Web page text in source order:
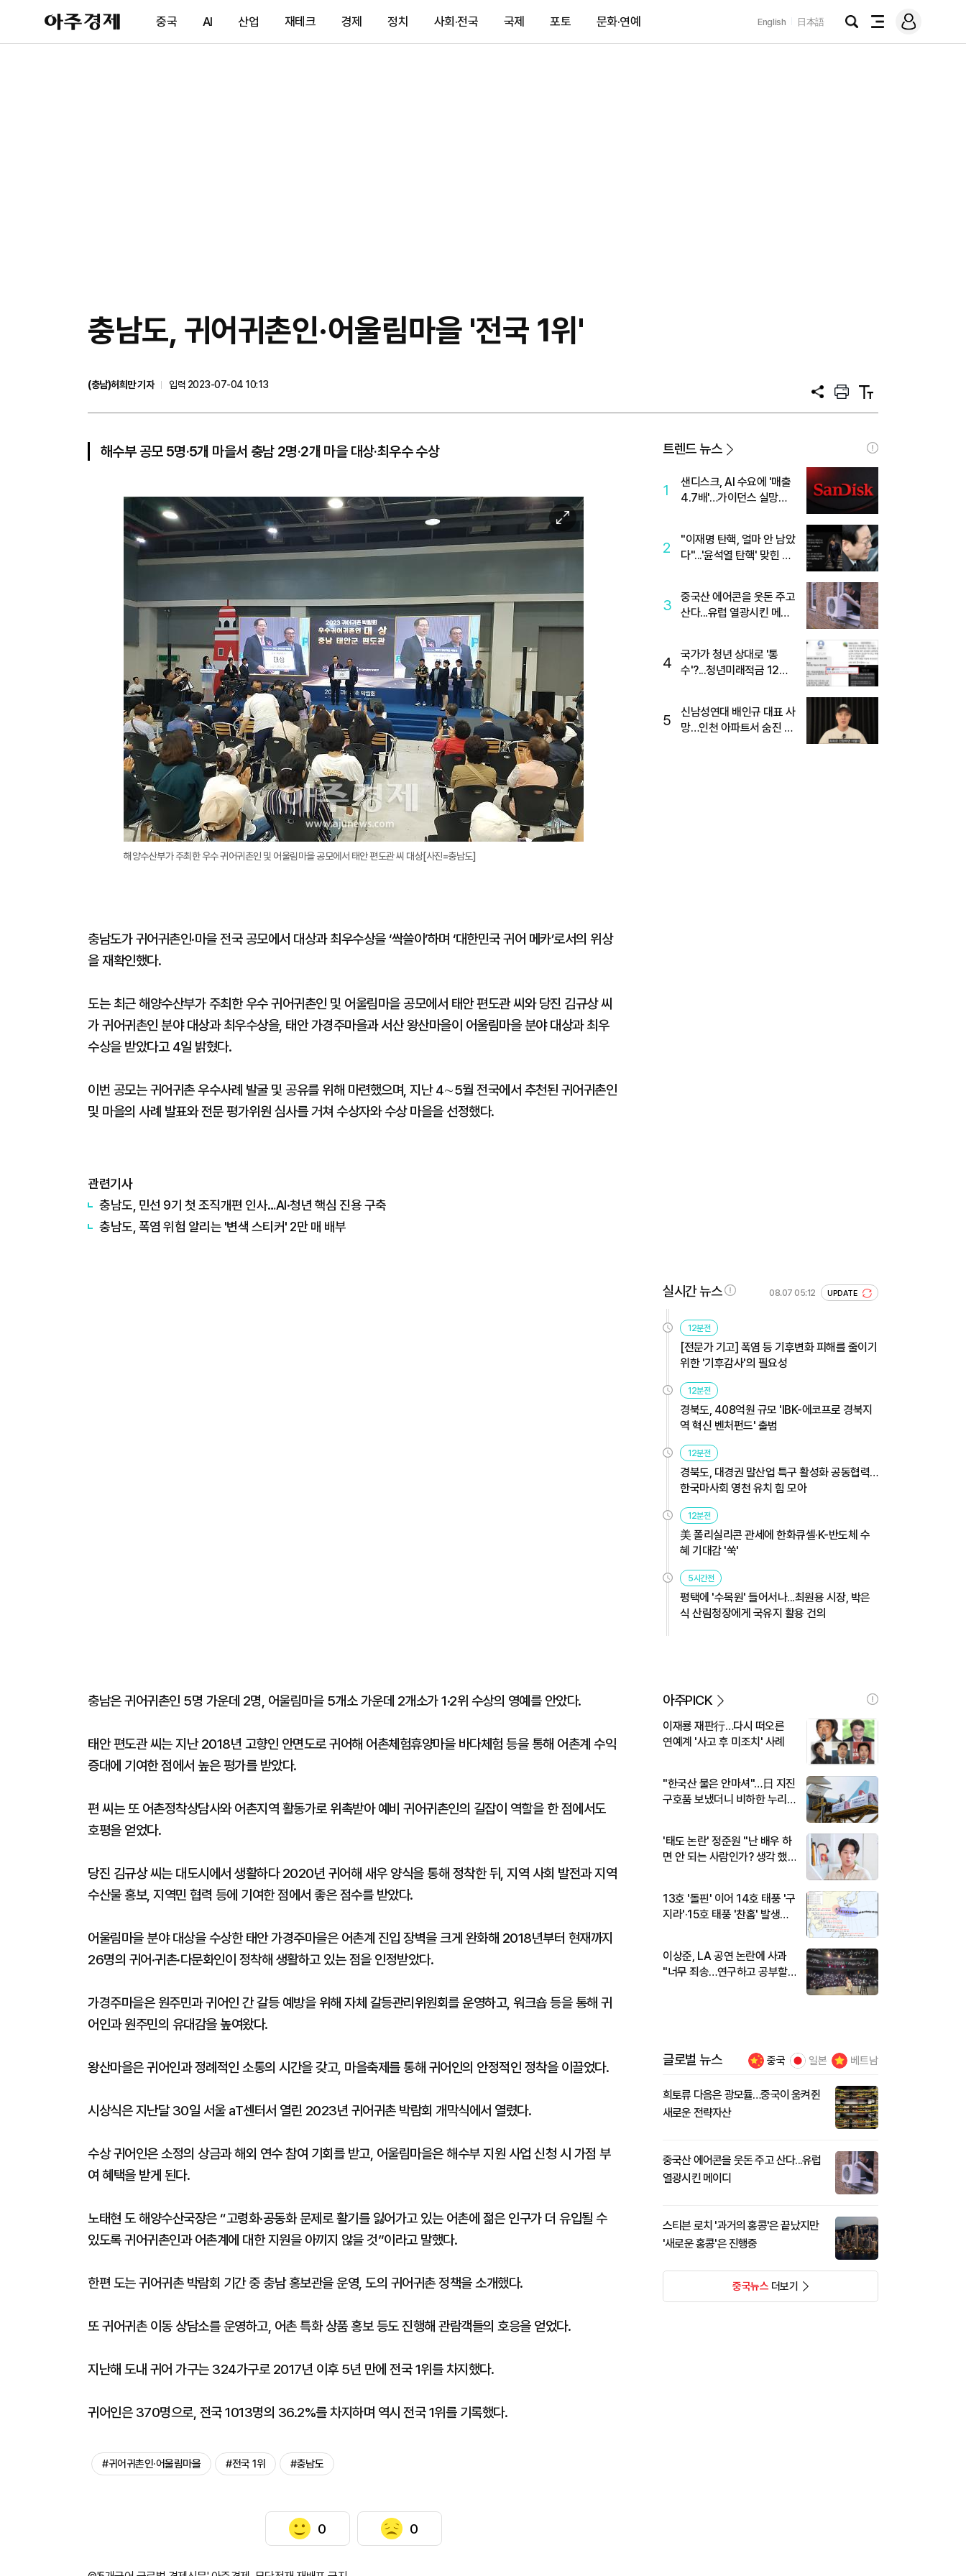
아
주
제
중국 AI 산업 재테크 경제 정치 사회·전국 국제 포토 문화·연예 English 日本語
검
전
메
그
충남도, 귀어귀촌인·어울림마을 '전국 1위'
(충남)허희만 기자
입력 2023-07-04 10:13
공
프
트
텍
트
해수부 공모 5명·5개 마을서 충남 2명·2개 마을 대상·최우수 수상
이
미
대
해양수산부가 주최한 우수 귀어귀촌인 및 어울림마을 공모에서 태안 편도관 씨 대상[사진=충남도]
충남도가 귀어귀촌인·마을 전국 공모에서 대상과 최우수상을 ‘싹쓸이’하며 ‘대한민국 귀어 메카’로서의 위상
을 재확인했다.
도는 최근 해양수산부가 주최한 우수 귀어귀촌인 및 어울림마을 공모에서 태안 편도관 씨와 당진 김규상 씨
가 귀어귀촌인 분야 대상과 최우수상을, 태안 가경주마을과 서산 왕산마을이 어울림마을 분야 대상과 최우
수상을 받았다고 4일 밝혔다.
이번 공모는 귀어귀촌 우수사례 발굴 및 공유를 위해 마련했으며, 지난 4∼5월 전국에서 추천된 귀어귀촌인
및 마을의 사례 발표와 전문 평가위원 심사를 거쳐 수상자와 수상 마을을 선정했다.
관련기사
충남도, 민선 9기 첫 조직개편 인사…AI·청년 핵심 진용 구축
충남도, 폭염 위험 알리는 '변색 스티커' 2만 매 배부
충남은 귀어귀촌인 5명 가운데 2명, 어울림마을 5개소 가운데 2개소가 1·2위 수상의 영예를 안았다.
태안 편도관 씨는 지난 2018년 고향인 안면도로 귀어해 어촌체험휴양마을 바다체험 등을 통해 어촌계 수익
증대에 기여한 점에서 높은 평가를 받았다.
편 씨는 또 어촌정착상담사와 어촌지역 활동가로 위촉받아 예비 귀어귀촌인의 길잡이 역할을 한 점에서도
호평을 얻었다.
당진 김규상 씨는 대도시에서 생활하다 2020년 귀어해 새우 양식을 통해 정착한 뒤, 지역 사회 발전과 지역
수산물 홍보, 지역민 협력 등에 기여한 점에서 좋은 점수를 받았다.
어울림마을 분야 대상을 수상한 태안 가경주마을은 어촌계 진입 장벽을 크게 완화해 2018년부터 현재까지
26명의 귀어·귀촌·다문화인이 정착해 생활하고 있는 점을 인정받았다.
가경주마을은 원주민과 귀어인 간 갈등 예방을 위해 자체 갈등관리위원회를 운영하고, 워크숍 등을 통해 귀
어인과 원주민의 유대감을 높여왔다.
왕산마을은 귀어인과 정례적인 소통의 시간을 갖고, 마을축제를 통해 귀어인의 안정적인 정착을 이끌었다.
시상식은 지난달 30일 서울 aT센터서 열린 2023년 귀어귀촌 박람회 개막식에서 열렸다.
수상 귀어인은 소정의 상금과 해외 연수 참여 기회를 받고, 어울림마을은 해수부 지원 사업 신청 시 가점 부
여 혜택을 받게 된다.
노태현 도 해양수산국장은 “고령화·공동화 문제로 활기를 잃어가고 있는 어촌에 젊은 인구가 더 유입될 수
있도록 귀어귀촌인과 어촌계에 대한 지원을 아끼지 않을 것”이라고 말했다.
한편 도는 귀어귀촌 박람회 기간 중 충남 홍보관을 운영, 도의 귀어귀촌 정책을 소개했다.
또 귀어귀촌 이동 상담소를 운영하고, 어촌 특화 상품 홍보 등도 진행해 관람객들의 호응을 얻었다.
지난해 도내 귀어 가구는 324가구로 2017년 이후 5년 만에 전국 1위를 차지했다.
귀어인은 370명으로, 전국 1013명의 36.2%를 차지하며 역시 전국 1위를 기록했다.
#귀어귀촌인·어울림마을 #전국 1위 #충남도
0 0
트렌드 뉴스
1
샌디스크, AI 수요에 '매출
4.7배'…가이던스 실망에
2
"이재명 탄핵, 얼마 안 남았
다"...'윤석열 탄핵' 맞힌 무
3
중국산 에어콘을 웃돈 주고
산다...유럽 열광시킨 메이
4
국가가 청년 상대로 '통
수'?...청년미래적금 12%
5
신남성연대 배인규 대표 사
망…인천 아파트서 숨진 채
실시간 뉴스 08.07 05:12 UPDATE
12분전
[전문가 기고] 폭염 등 기후변화 피해를 줄이기
위한 '기후감사'의 필요성
12분전
경북도, 408억원 규모 'IBK-에코프로 경북지
역 혁신 벤처펀드' 출범
12분전
경북도, 대경권 말산업 특구 활성화 공동협력…
한국마사회 영천 유치 힘 모아
12분전
美 폴리실리콘 관세에 한화큐셀·K-반도체 수
혜 기대감 '쑥'
5시간전
평택에 '수목원' 들어서나...최원용 시장, 박은
식 산림청장에게 국유지 활용 건의
아주PICK
이재룡 재판行…다시 떠오른
연예계 '사고 후 미조치' 사례
"한국산 물은 안마셔"…日 지진
구호품 보냈더니 비하한 누리
'태도 논란' 정준원 "난 배우 하
면 안 되는 사람인가? 생각 했
13호 '돌핀' 이어 14호 태풍 '구
지라'·15호 태풍 '찬홈' 발생…
이상준, LA 공연 논란에 사과
"너무 죄송…연구하고 공부할
글로벌 뉴스 중국 일본 베트남
희토류 다음은 광모듈…중국이 움켜쥔
새로운 전략자산
중국산 에어콘을 웃돈 주고 산다...유럽
열광시킨 메이디
스티븐 로치 '과거의 홍콩'은 끝났지만
'새로운 홍콩'은 진행중
중국뉴스더보기